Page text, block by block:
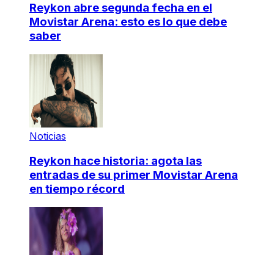
Reykon abre segunda fecha en el
Movistar Arena: esto es lo que debe
saber
Noticias
Reykon hace historia: agota las
entradas de su primer Movistar Arena
en tiempo récord